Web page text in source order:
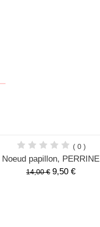
n
( 0 )
Noeud papillon, PERRINE
14,00 € 9,50 €